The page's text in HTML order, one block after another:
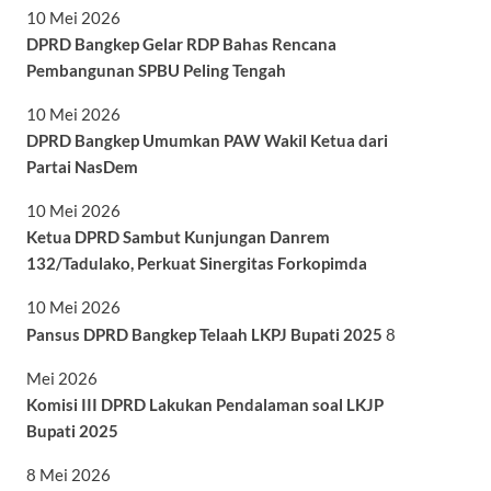
10 Mei 2026
DPRD Bangkep Gelar RDP Bahas Rencana
Pembangunan SPBU Peling Tengah
10 Mei 2026
DPRD Bangkep Umumkan PAW Wakil Ketua dari
Partai NasDem
10 Mei 2026
Ketua DPRD Sambut Kunjungan Danrem
132/Tadulako, Perkuat Sinergitas Forkopimda
10 Mei 2026
Pansus DPRD Bangkep Telaah LKPJ Bupati 2025 8
Mei 2026
Komisi III DPRD Lakukan Pendalaman soal LKJP
Bupati 2025
8 Mei 2026